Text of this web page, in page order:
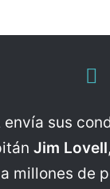
envía sus
Jim Lovell
millones de